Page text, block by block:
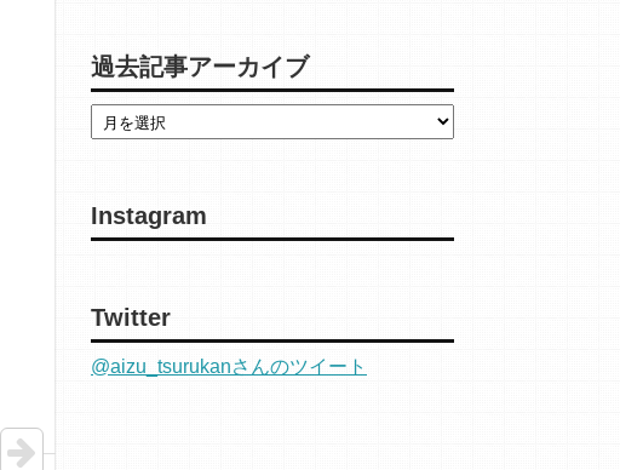
過去記事アーカイブ
Instagram
Twitter
@aizu_tsurukanさんのツイート